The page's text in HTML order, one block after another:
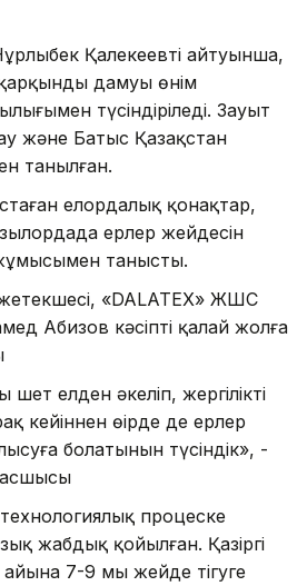
Қалекеевтің айтуынша,
қарқынды дамуы өнім
түсіндіріледі. Зауыт
және Батыс Қазақстан
танылған.
елордалық қонақтар,
ерлер жейдесін
жұмысымен танысты.
жетекшесі, «DALATEX» ЖШС
Абизов кәсіпті қалай жолға
шет елден әкеліп, жергілікті
кейіннен өңірде де ерлер
болатынын түсіндік», -
процеске
жабдық қойылған. Қазіргі
айына 7-9 мың жейде тігуге